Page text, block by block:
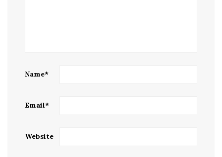
Name*
Email*
Website